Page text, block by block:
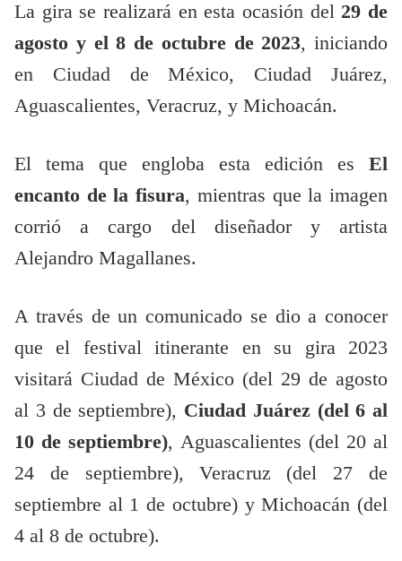
La gira se realizará en esta ocasión del 29 de
agosto y el 8 de octubre de 2023, iniciando
en Ciudad de México, Ciudad Juárez,
Aguascalientes, Veracruz, y Michoacán.
El tema que engloba esta edición es El
encanto de la fisura, mientras que la imagen
corrió a cargo del diseñador y artista
Alejandro Magallanes.
A través de un comunicado se dio a conocer
que el festival itinerante en su gira 2023
visitará Ciudad de México (del 29 de agosto
al 3 de septiembre), Ciudad Juárez (del 6 al
10 de septiembre), Aguascalientes (del 20 al
24 de septiembre), Veracruz (del 27 de
septiembre al 1 de octubre) y Michoacán (del
4 al 8 de octubre).